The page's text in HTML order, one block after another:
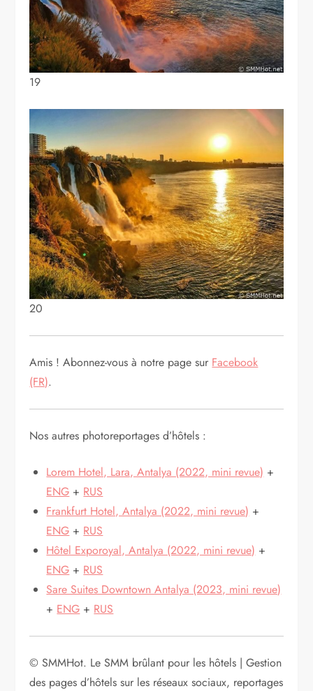
19
20
Amis ! Abonnez-vous à notre page sur Facebook
(FR).
Nos autres photoreportages d’hôtels :
Lorem Hotel, Lara, Antalya (2022, mini revue) +
ENG + RUS
Frankfurt Hotel, Antalya (2022, mini revue) +
ENG + RUS
Hôtel Exporoyal, Antalya (2022, mini revue) +
ENG + RUS
Sare Suites Downtown Antalya (2023, mini revue)
+ ENG + RUS
© SMMHot. Le SMM brûlant pour les hôtels | Gestion
des pages d’hôtels sur les réseaux sociaux, reportages